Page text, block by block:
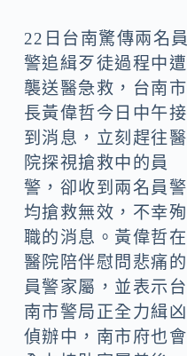
o
k
Li
n
k
22日台南驚傳兩名員
警追緝歹徒過程中遭
襲送醫急救，台南市
長黃偉哲今日中午接
到消息，立刻趕往醫
院探視搶救中的員
警，卻收到兩名員警
均搶救無效，不幸殉
職的消息。黃偉哲在
醫院陪伴慰問悲痛的
員警家屬，並表示台
南市警局正全力緝凶
偵辦中，南市府也會